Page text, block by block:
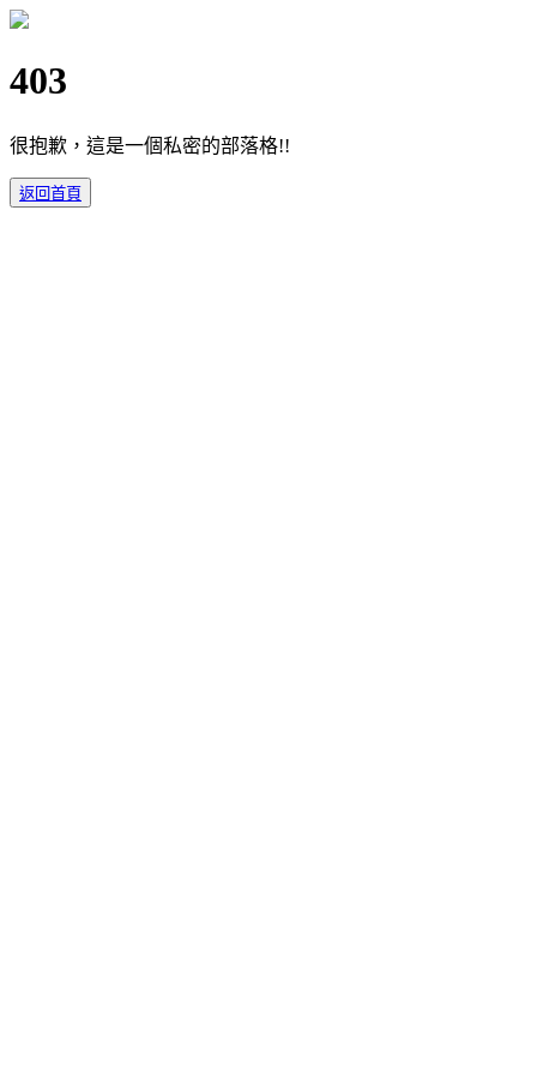
403
很抱歉，這是一個私密的部落格!!
返回首頁